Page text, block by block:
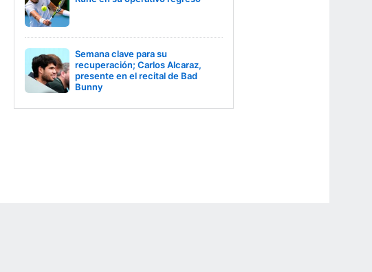
Semana clave para su
recuperación; Carlos Alcaraz,
presente en el recital de Bad
Bunny